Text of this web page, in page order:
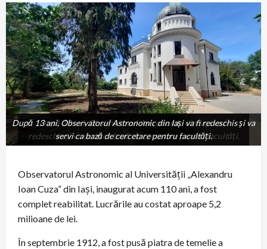
După 13 ani, Observatorul Astronomic din Iași va fi
redeschis și va servi ca bază de cercetare pentru facultăți.
După 13 ani, Observatorul Astronomic din Iași va fi redeschis și va
servi ca bază de cercetare pentru facultăți.
Observatorul Astronomic al Universităţii „Alexandru
Ioan Cuza” din Iaşi, inaugurat acum 110 ani, a fost
complet reabilitat. Lucrările au costat aproape 5,2
milioane de lei.
În septembrie 1912, a fost pusă piatra de temelie a